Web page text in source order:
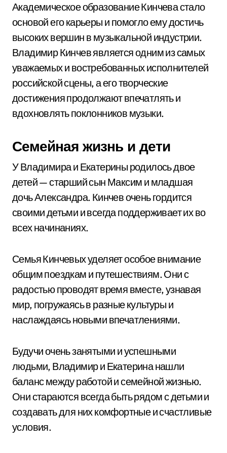
Академическое образование Кинчева стало
основой его карьеры и помогло ему достичь
высоких вершин в музыкальной индустрии.
Владимир Кинчев является одним из самых
уважаемых и востребованных исполнителей
российской сцены, а его творческие
достижения продолжают впечатлять и
вдохновлять поклонников музыки.
Семейная жизнь и дети
У Владимира и Екатерины родилось двое
детей — старший сын Максим и младшая
дочь Александра. Кинчев очень гордится
своими детьми и всегда поддерживает их во
всех начинаниях.
Семья Кинчевых уделяет особое внимание
общим поездкам и путешествиям. Они с
радостью проводят время вместе, узнавая
мир, погружаясь в разные культуры и
наслаждаясь новыми впечатлениями.
Будучи очень занятыми и успешными
людьми, Владимир и Екатерина нашли
баланс между работой и семейной жизнью.
Они стараются всегда быть рядом с детьми и
создавать для них комфортные и счастливые
условия.